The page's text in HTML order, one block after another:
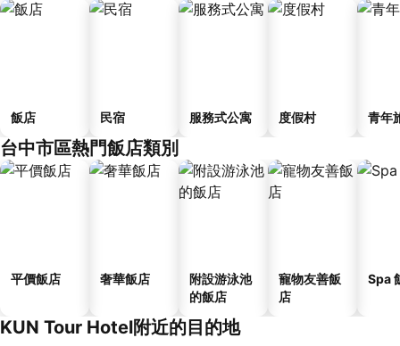
飯店 民宿 服務式公寓 度假村 青年
台中市區熱門飯店類別
平價飯店 奢華飯店
附設游泳池
的飯店
寵物友善飯
店
Spa
KUN Tour Hotel附近的目的地